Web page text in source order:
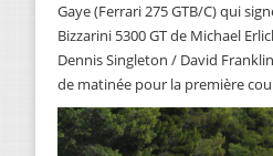
Gaye (Ferrari 275 GTB/C) qui
Bizzarini 5300 GT de Michael
Dennis Singleton / David
de matinée pour la première